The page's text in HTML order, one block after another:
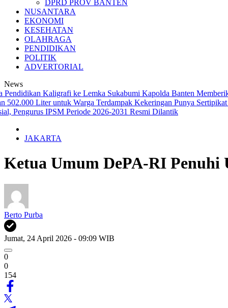
DPRD PROV BANTEN
NUSANTARA
EKONOMI
KESEHATAN
OLAHRAGA
PENDIDIKAN
POLITIK
ADVERTORIAL
News
Kaligrafi ke Lemka SukabumiKapolda Banten Memberikan
Liter untuk Warga Terdampak KekeringanPunya Sertipikat
IPSM Periode 2026-2031 Resmi Dilantik
JAKARTA
Ketua Umum DePA-RI Penuhi
Berto Purba
Jumat, 24 April 2026 - 09:09 WIB
0
0
154